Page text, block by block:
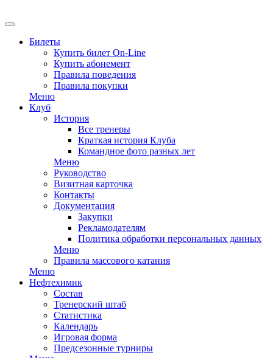
Билеты
Купить билет On-Line
Купить абонемент
Правила поведения
Правила покупки
Меню
Клуб
История
Все тренеры
Краткая история Клуба
Командное фото разных лет
Меню
Руководство
Визитная карточка
Контакты
Документация
Закупки
Рекламодателям
Политика обработки персональных данных
Меню
Правила массового катания
Меню
Нефтехимик
Состав
Тренерский штаб
Статистика
Календарь
Игровая форма
Предсезонные турниры